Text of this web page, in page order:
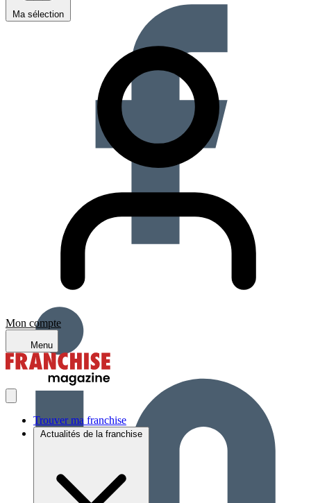
Ma sélection
Mon compte
Menu
Trouver ma franchise
Actualités de la franchise